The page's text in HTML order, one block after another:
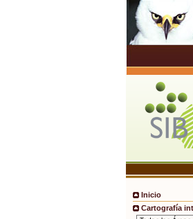
Inicio
Cartografía